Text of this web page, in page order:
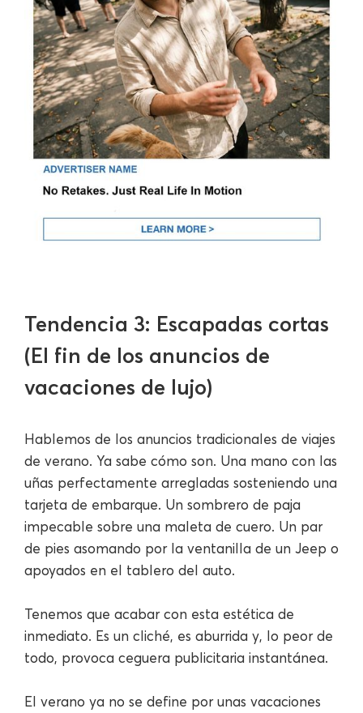
Tendencia 3: Escapadas cortas
(El fin de los anuncios de
vacaciones de lujo)
Hablemos de los anuncios tradicionales de viajes
de verano. Ya sabe cómo son. Una mano con las
uñas perfectamente arregladas sosteniendo una
tarjeta de embarque. Un sombrero de paja
impecable sobre una maleta de cuero. Un par
de pies asomando por la ventanilla de un Jeep o
apoyados en el tablero del auto.
Tenemos que acabar con esta estética de
inmediato. Es un cliché, es aburrida y, lo peor de
todo, provoca ceguera publicitaria instantánea.
El verano ya no se define por unas vacaciones